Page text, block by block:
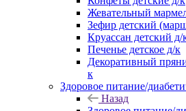
Жевательный
Зефир детский
Круассан детский д/
Печенье детское д/к
Декоративный
к
Здоровое питание/
Назад